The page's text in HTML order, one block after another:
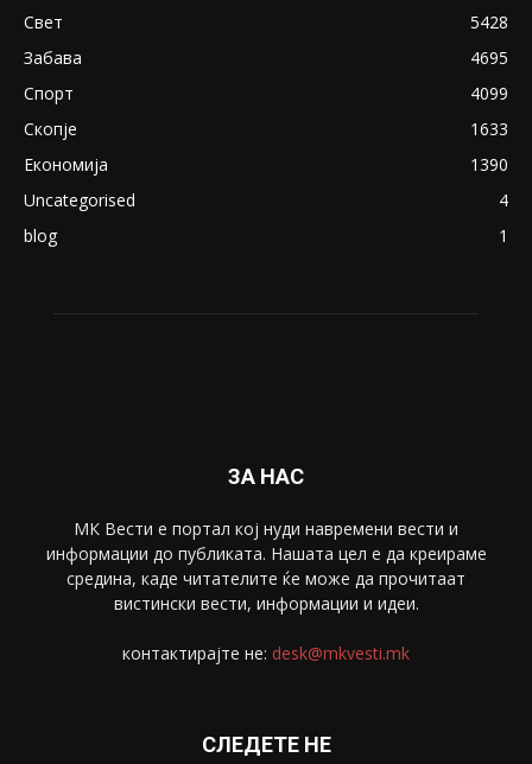
Свет
5428
Забава
4695
Спорт
4099
Скопје
1633
Економија
1390
Uncategorised
4
blog
1
ЗА НАС
МК Вести е портал коj нуди навремени вести и
информации до публиката. Нашата цел е да креираме
средина, каде читателите ќе може да прочитаат
вистински вести, информации и идеи.
контактирајте не: desk@mkvesti.mk
СЛЕДЕТЕ НЕ